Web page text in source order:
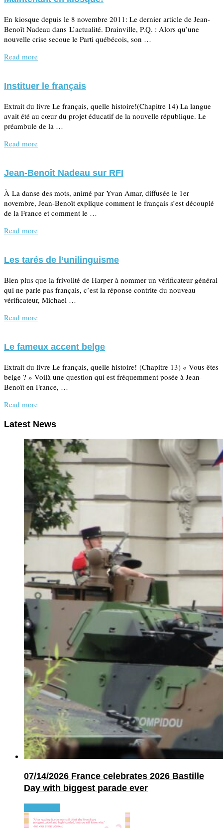
En kiosque depuis le 8 novembre 2011: Le dernier article de Jean-
Benoît Nadeau dans L’actualité. Drainville, P.Q. : Alors qu’une
nouvelle crise secoue le Parti québécois, son …
Read more
Instituer le français
Extrait du livre Le français, quelle histoire!(Chapitre 14) La langue
avait été au cœur du projet éducatif de la nouvelle république. Le
préambule de la …
Read more
Jean-Benoît Nadeau sur RFI
À La danse des mots, animé par Yvan Amar, diffusée le 1er
novembre, Jean-Benoît explique comment le français s’est découplé
de la France et comment le …
Read more
Les tarés de l’unilinguisme
Bien plus que la frivolité de Harper à nommer un vérificateur général
qui ne parle pas français, c’est la réponse contrite du nouveau
vérificateur, Michael …
Read more
Le fameux accent belge
Extrait du livre Le français, quelle histoire! (Chapitre 13) « Vous êtes
belge ? » Voilà une question qui est fréquemment posée à Jean-
Benoît en France, …
Read more
Latest News
07/14/2026 France celebrates 2026 Bastille
Day with biggest parade ever